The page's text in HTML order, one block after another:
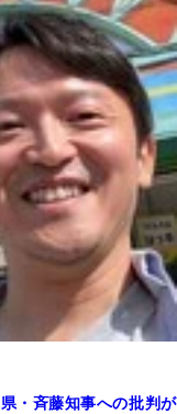
・斉藤知事への批判が